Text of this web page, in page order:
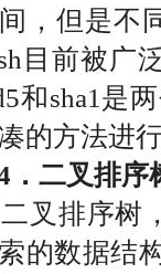
，但是不
目前被广
和sha1 是
的方法进
． 二叉排序
二叉排序树
的数据结